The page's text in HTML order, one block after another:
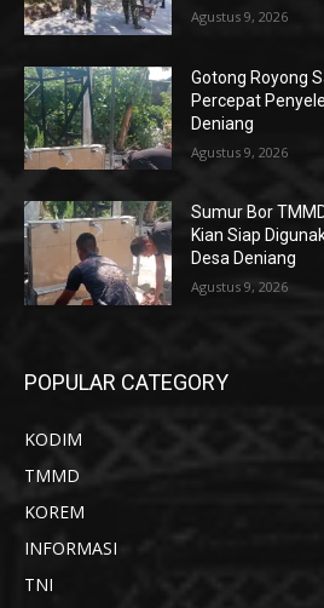
Agustus 9, 2026
Gotong Royong
Percepat
Deniang
Agustus 9, 2026
Sumur Bor
Kian Siap
Desa Deniang
Agustus 9, 2026
POPULAR CATEGORY
KODIM
TMMD
KOREM
INFORMASI
TNI